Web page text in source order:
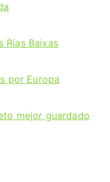
Rías Baixas
por Europa
mejor guardado